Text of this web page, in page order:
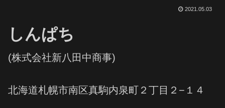
2021.05.03
しんぱち
(株式会社新八田中商事)
北海道札幌市南区真駒内泉町２丁目２−１４